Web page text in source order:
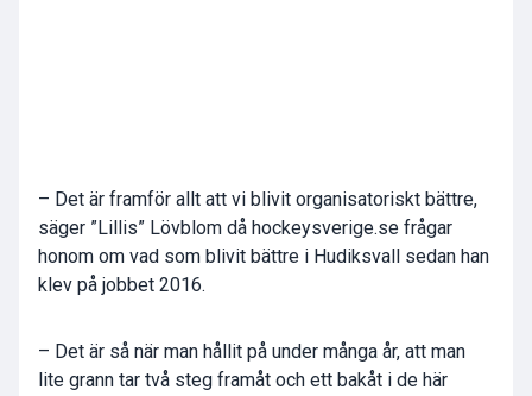
– Det är framför allt att vi blivit organisatoriskt bättre,
säger ”Lillis” Lövblom då hockeysverige.se frågar
honom om vad som blivit bättre i Hudiksvall sedan han
klev på jobbet 2016.
– Det är så när man hållit på under många år, att man
lite grann tar två steg framåt och ett bakåt i de här